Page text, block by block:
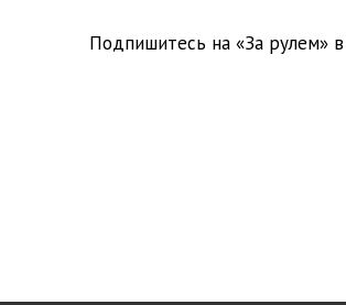
Подпишитесь на «За рулем» в